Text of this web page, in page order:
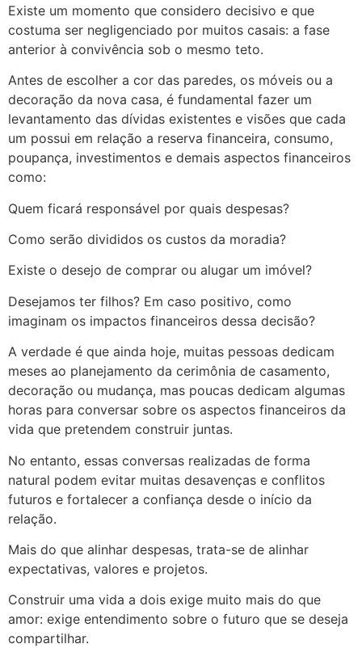
Existe um momento que considero decisivo e que
costuma ser negligenciado por muitos casais: a fase
anterior à convivência sob o mesmo teto.
Antes de escolher a cor das paredes, os móveis ou a
decoração da nova casa, é fundamental fazer um
levantamento das dívidas existentes e visões que cada
um possui em relação a reserva financeira, consumo,
poupança, investimentos e demais aspectos financeiros
como:
Quem ficará responsável por quais despesas?
Como serão divididos os custos da moradia?
Existe o desejo de comprar ou alugar um imóvel?
Desejamos ter filhos? Em caso positivo, como
imaginam os impactos financeiros dessa decisão?
A verdade é que ainda hoje, muitas pessoas dedicam
meses ao planejamento da cerimônia de casamento,
decoração ou mudança, mas poucas dedicam algumas
horas para conversar sobre os aspectos financeiros da
vida que pretendem construir juntas.
No entanto, essas conversas realizadas de forma
natural podem evitar muitas desavenças e conflitos
futuros e fortalecer a confiança desde o início da
relação.
Mais do que alinhar despesas, trata-se de alinhar
expectativas, valores e projetos.
Construir uma vida a dois exige muito mais do que
amor: exige entendimento sobre o futuro que se deseja
compartilhar.